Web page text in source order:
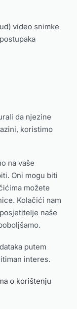
video snimke
da njezine
koristimo
na vaše
Oni mogu biti
možete
Kolačići nam
naše
putem
interes.
o korištenju